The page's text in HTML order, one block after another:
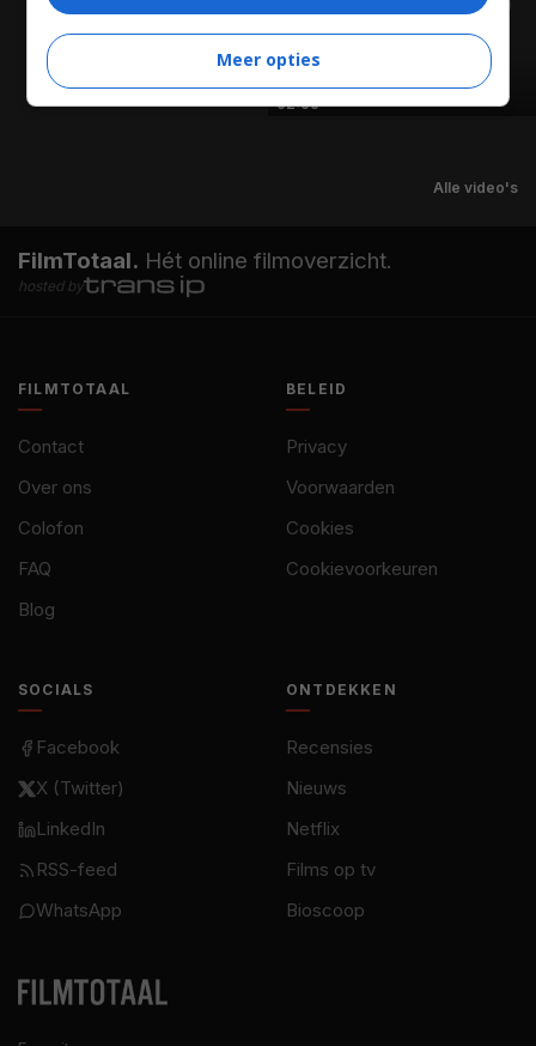
02:03
Alle video's
FilmTotaal. Hét online filmoverzicht.
hosted by
FILMTOTAAL
Contact
Over ons
Colofon
FAQ
Blog
BELEID
Privacy
Voorwaarden
Cookies
Cookievoorkeuren
SOCIALS
Facebook
X (Twitter)
LinkedIn
RSS-feed
WhatsApp
ONTDEKKEN
Recensies
Nieuws
Netflix
Films op tv
Bioscoop
Meer opties